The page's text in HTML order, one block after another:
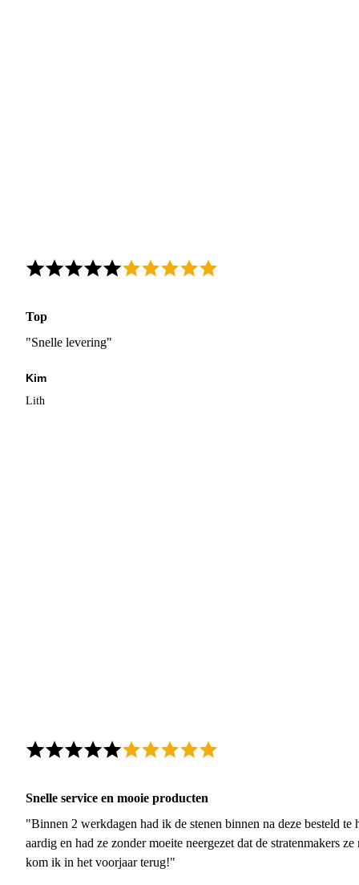
Top
"Snelle levering"
Kim
Lith
Snelle service en mooie producten
"Binnen 2 werkdagen had ik de stenen binnen na deze besteld
aardig en had ze zonder moeite neergezet dat de stratenmakers
kom ik in het voorjaar terug!"